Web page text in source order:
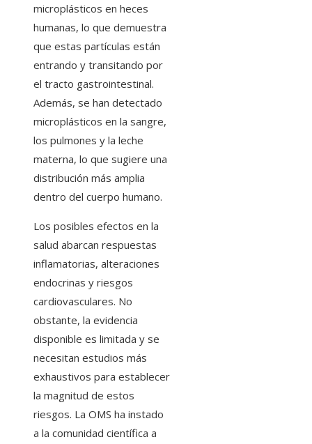
microplásticos en heces
humanas, lo que demuestra
que estas partículas están
entrando y transitando por
el tracto gastrointestinal.
Además, se han detectado
microplásticos en la sangre,
los pulmones y la leche
materna, lo que sugiere una
distribución más amplia
dentro del cuerpo humano.
Los posibles efectos en la
salud abarcan respuestas
inflamatorias, alteraciones
endocrinas y riesgos
cardiovasculares. No
obstante, la evidencia
disponible es limitada y se
necesitan estudios más
exhaustivos para establecer
la magnitud de estos
riesgos. La OMS ha instado
a la comunidad científica a